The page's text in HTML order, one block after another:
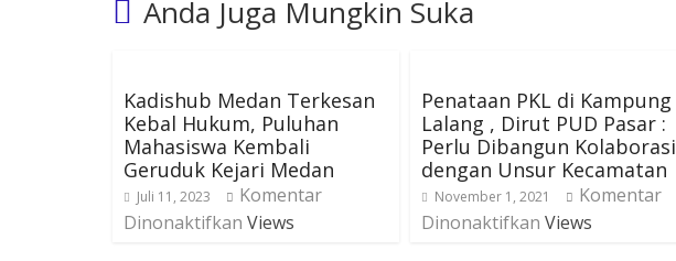
Anda Juga Mungkin Suka
Kadishub Medan Terkesan
Kebal Hukum, Puluhan
Mahasiswa Kembali
Geruduk Kejari Medan
Juli 11, 2023
Komentar
Dinonaktifkan Views
Penataan PKL di Kampung
Lalang , Dirut PUD Pasar :
Perlu Dibangun Kolaborasi
dengan Unsur Kecamatan
November 1, 2021
Komentar
Dinonaktifkan Views